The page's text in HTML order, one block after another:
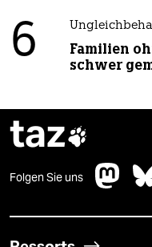
6
Familien
schwer
taz
Folgen Sie uns